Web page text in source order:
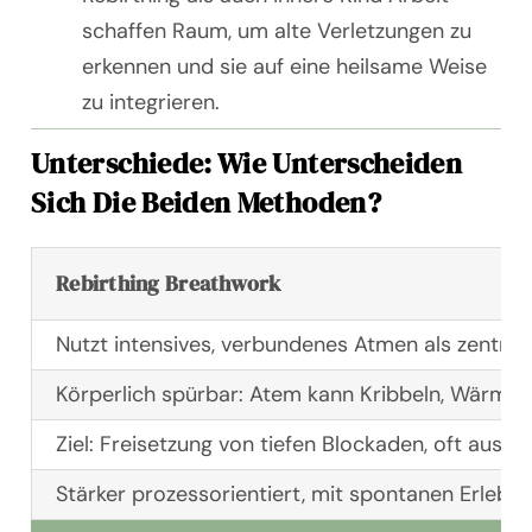
schaffen Raum, um alte Verletzungen zu
erkennen und sie auf eine heilsame Weise
zu integrieren.
Unterschiede: Wie Unterscheiden
Sich Die Beiden Methoden?
Rebirthing Breathwork
Nutzt intensives, verbundenes Atmen als
Körperlich spürbar: Atem kann Kribbeln, Wärme
Ziel: Freisetzung von tiefen Blockaden, oft aus
Stärker prozessorientiert, mit spontanen